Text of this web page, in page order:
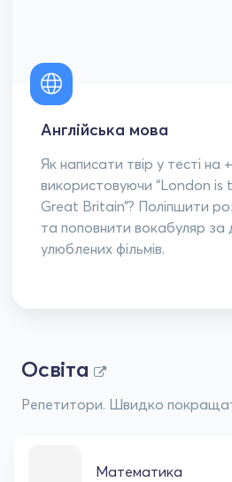
Англійська мова
Як написати твір у тесті на
використовуючи “London
Great Britain”? Поліпшити
та поповнити вокабуляр
улюблених фільмів.
Освіта
Репетитори. Швидко
Математика